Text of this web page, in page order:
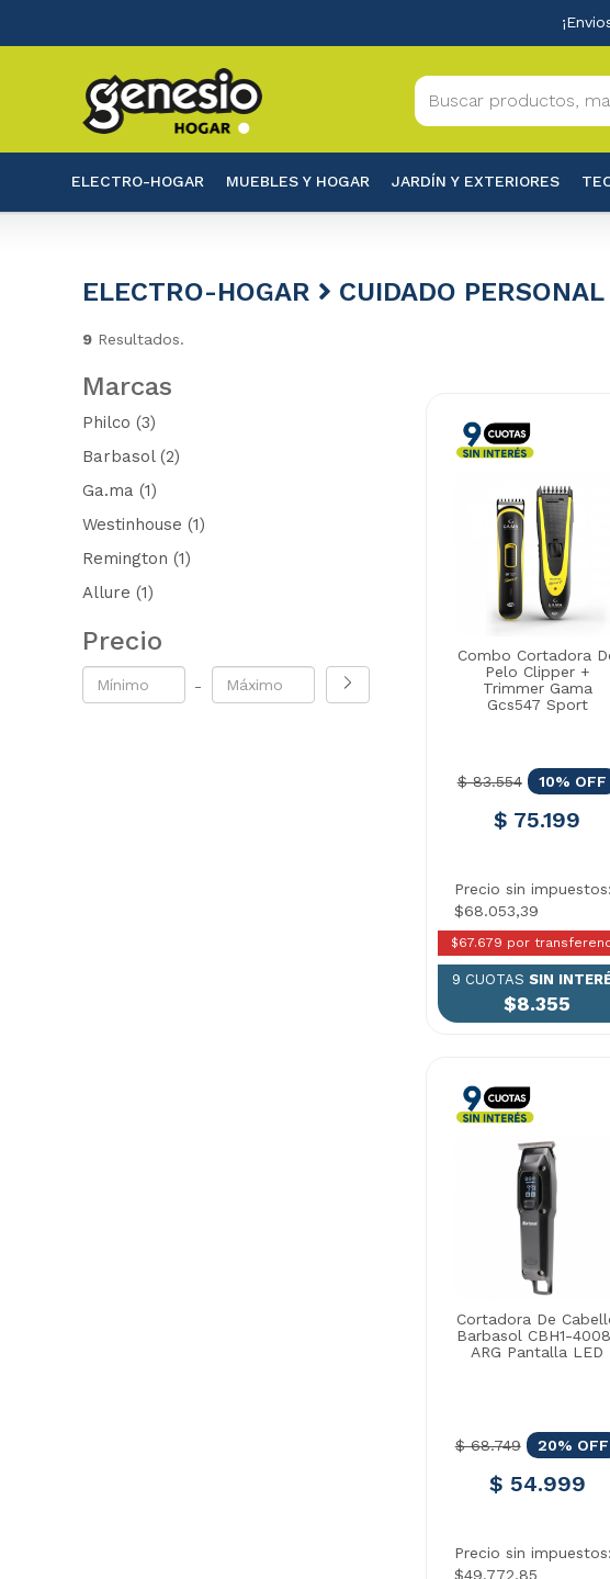
ELECTRO-HOGAR MUEBLES Y HOGAR JARDÍN Y EXTERIORES
ELECTRO-HOGAR CUIDADO PERSONAL
9Resultados.
Marcas
Philco (3)
Barbasol(2)
Ga.ma (1)
Westinhouse (1)
Remington (1)
Allure (1)
Precio
-
Combo Cortadora
Pelo Clipper +
Trimmer Gama
Gcs547 Sport
$ 83.554 10% OFF
$ 75.199
Precio sin impuestos:
$68.053,39
$67.679 por
9 CUOTASSIN
$8.355
Cortadora De
Barbasol CBH1-
ARG Pantalla LED
$ 68.749 20% OFF
$ 54.999
Precio sin impuestos:
$49.772,85